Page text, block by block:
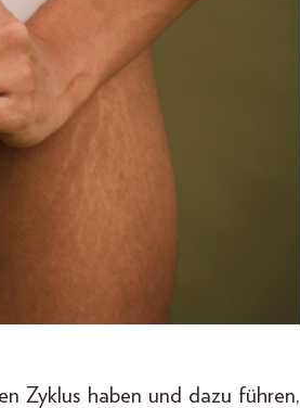
Zyklus haben und dazu führen,